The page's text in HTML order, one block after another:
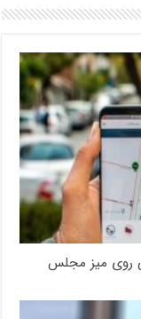
روی میز مجلس